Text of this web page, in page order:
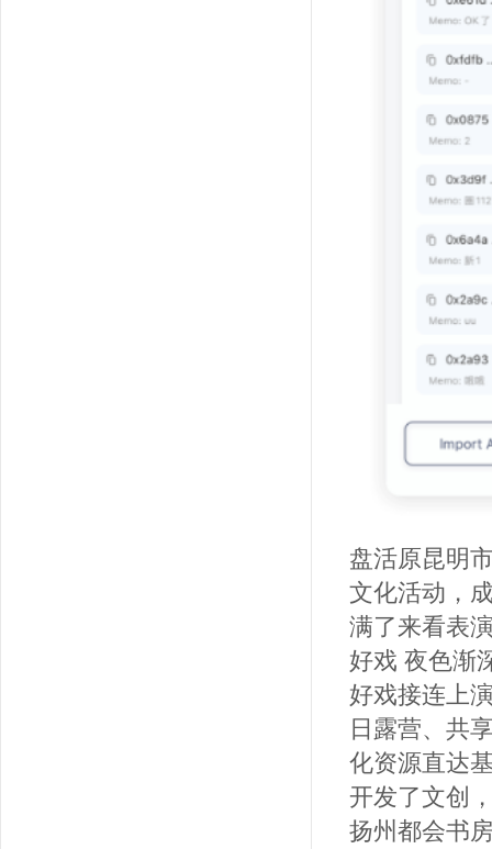
盘活原昆明
文化活动，
满了来看表
好戏 夜色渐
好戏接连上
日露营、共
化资源直达
开发了文创
扬州都会书